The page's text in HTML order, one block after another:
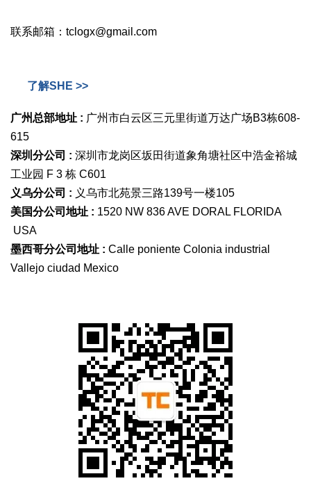
联系邮箱：tclogx@gmail.com
了解SHE >>
广州总部地址 : 广州市白云区三元里街道万达广场B3栋608-
615
深圳分公司 : 深圳市龙岗区坂田街道象角塘社区中浩金裕城
工业园 F 3 栋 C601
义乌分公司 : 义乌市北苑景三路139号一楼105
美国分公司地址 : 1520 NW 836 AVE DORAL FLORIDA
USA
墨西哥分公司地址 : Calle poniente Colonia industrial
Vallejo ciudad Mexico